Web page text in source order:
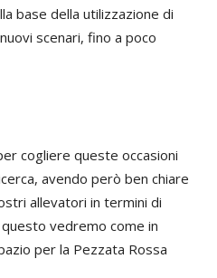
base della utilizzazione di
scenari, fino a poco
cogliere queste occasioni
avendo però ben chiare
allevatori in termini di
vedremo come in
per la Pezzata Rossa